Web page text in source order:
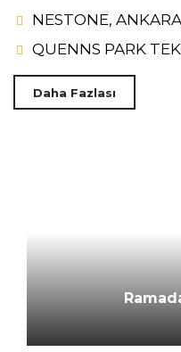
NESTONE, ANKARA
QUENNS PARK
Daha Fazlası
CALIMERA